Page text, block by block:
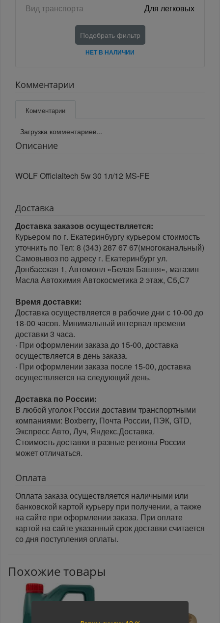
Вид транспорта
Для легковых
Подобрать фильтр
НЕТ В НАЛИЧИИ
Комментарии
Комментарии
Загрузка комментариев...
Описание
WOLF Officialtech 5w 30 1л/12 MS-FE
Доставка
Доставка заказов осуществляется:
Курьером по г. Екатеринбургу курьером стоимость
уточнить по Тел: 8 (343) 287 67 67(многоканальный)
Самовывоз по адресу г. Екатеринбург ул.
Донбасская 1, Автомолл «Белая Башня», магазин
Масла Автохимия Автокосметика 2 этаж, С5,С7
Время доставки:
Доставка осуществляется в рабочие дни с 10-00 до
18-00 часов. Минимальный интервал времени
доставки 3 часа.
· При оформлении заказа до 15-00, доставка
осуществляется в день заказа.
· При оформлении заказа после 15-00, доставка
осуществляется на следующий день.
Доставка по России:
В любой уголок России доставим транспортными
компаниями: Boxberry, Почта России, ПЭК, GTD,
Экспресс Авто, Луч, Яндекс.Доставка.
Стоимость доставки в разные регионы России
может отличаться.
Оплата
Оплата заказа осуществляется наличными или
банковской картой курьеру при получении, а также
на сайте при оформлении заказа. При оплате
картой на сайте указанный срок доставки считается
со дня поступления оплаты.
Похожие товары